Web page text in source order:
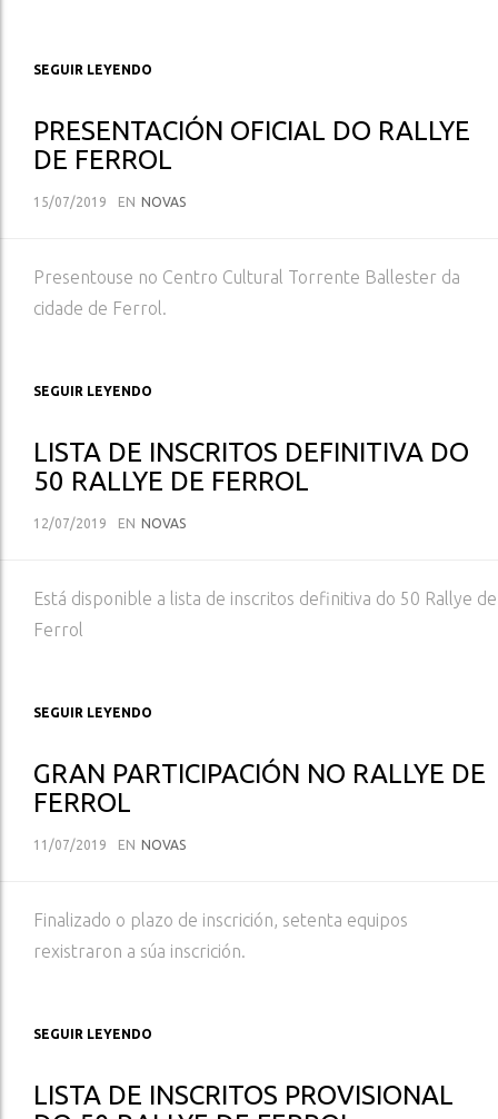
SEGUIR LEYENDO
PRESENTACIÓN OFICIAL DO RALLYE
DE FERROL
15/07/2019 EN NOVAS
Presentouse no Centro Cultural Torrente Ballester da
cidade de Ferrol.
SEGUIR LEYENDO
LISTA DE INSCRITOS DEFINITIVA DO
50 RALLYE DE FERROL
12/07/2019 EN NOVAS
Está disponible a lista de inscritos definitiva do 50 Rallye de
Ferrol
SEGUIR LEYENDO
GRAN PARTICIPACIÓN NO RALLYE DE
FERROL
11/07/2019 EN NOVAS
Finalizado o plazo de inscrición, setenta equipos
rexistraron a súa inscrición.
SEGUIR LEYENDO
LISTA DE INSCRITOS PROVISIONAL